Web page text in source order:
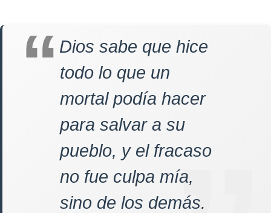
Dios sabe que hice
todo lo que un
mortal podía hacer
para salvar a su
pueblo, y el fracaso
no fue culpa mía,
sino de los demás.